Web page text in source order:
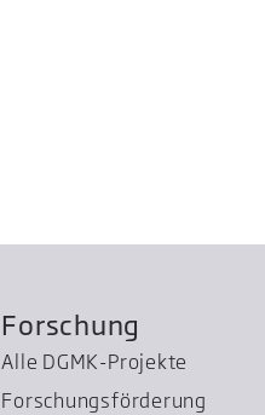
Forschung
Alle DGMK-Projekte
Forschungsförderung